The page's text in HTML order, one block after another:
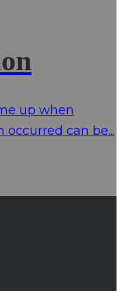
up when
can be...